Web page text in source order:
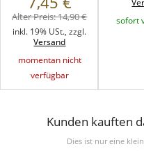
Alter Preis:14,90 €
inkl. 19% USt., zzgl.
Versand
momentan nicht
verfügbar
sofort
Kunden kauften
Dies ist nur eine